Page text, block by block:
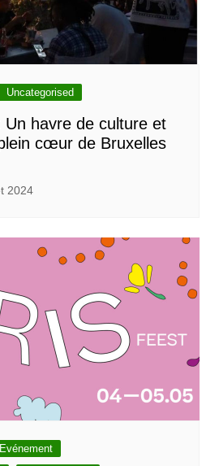
Uncategorised
Un havre de culture et
cœur de Bruxelles
2024
Evénement